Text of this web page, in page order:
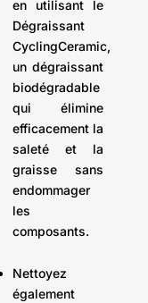
en utilisant le
Dégraissant
CyclingCeramic,
un dégraissant
biodégradable
qui élimine
efficacement la
saleté et la
graisse sans
endommager
les
composants.
Nettoyez
également